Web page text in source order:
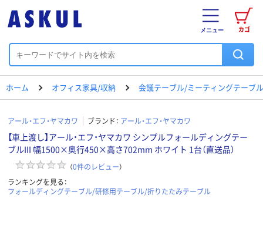
カゴ
メニュー
ホーム オフィス家具/収納 会議テーブル/ミーティングテーブル
アール・エフ・ヤマカワ ブランド： アール・エフ・ヤマカワ
【車上渡し】アール・エフ・ヤマカワ シンプルフォールディングテー
ブルIII 幅1500×奥行450×高さ702mm ホワイト 1台（直送品）
（0件のレビュー）
ランキングを見る：
フォールディングテーブル/研修用テーブル/折りたたみテーブル